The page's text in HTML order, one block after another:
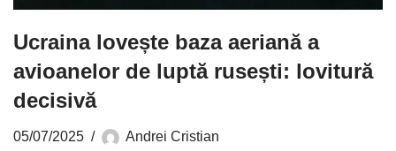
Ucraina lovește baza aeriană a
avioanelor de luptă rusești: lovitură
decisivă
05/07/2025 Andrei Cristian